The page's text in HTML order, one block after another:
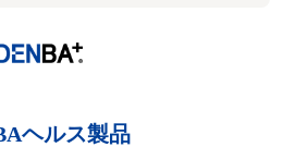
ヘルス製品